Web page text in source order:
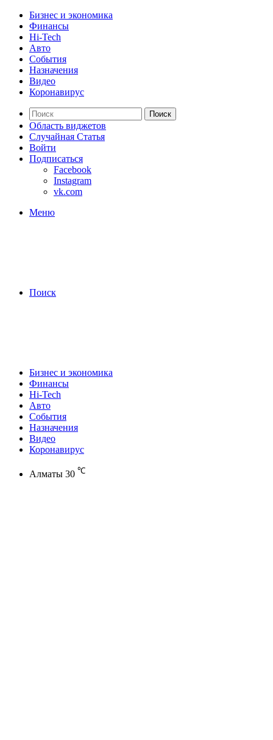
Бизнес и экономика
Финансы
Hi-Tech
Авто
События
Назначения
Видео
Коронавирус
Поиск
Область виджетов
Случайная Статья
Войти
Подписаться
Facebook
Instagram
vk.com
Меню
Поиск
Бизнес и экономика
Финансы
Hi-Tech
Авто
События
Назначения
Видео
Коронавирус
Алматы 30 ℃